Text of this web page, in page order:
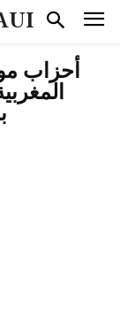
أحزاب